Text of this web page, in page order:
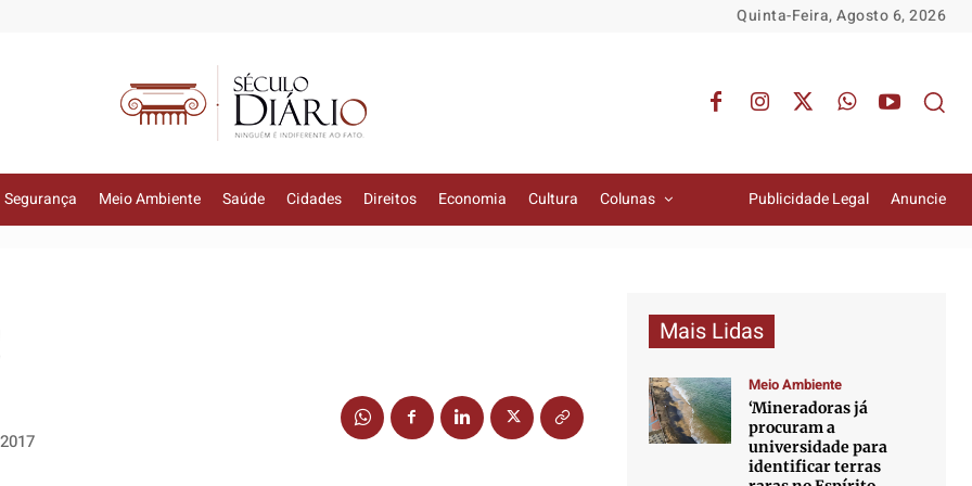
Quinta-Feira, Agosto 6, 2026
Segurança Meio Ambiente Saúde Cidades Direitos Economia Cultura Colunas Publicidade Legal Anuncie
Mais Lidas
Meio Ambiente
‘Mineradoras já
procuram a
universidade para
identificar terras